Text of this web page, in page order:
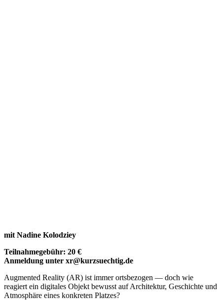
mit Nadine Kolodziey
Teilnahmegebühr: 20 €
Anmeldung unter xr@kurzsuechtig.de
Augmented Reality (AR) ist immer ortsbezogen — doch wie
reagiert ein digitales Objekt bewusst auf Architektur, Geschichte und
Atmosphäre eines konkreten Platzes?